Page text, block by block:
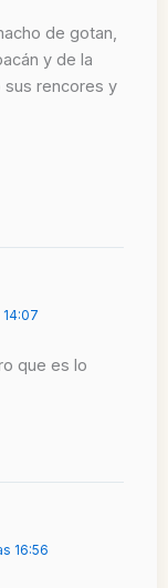
de gotan,
y de la
sus rencores y
que es lo
16:56